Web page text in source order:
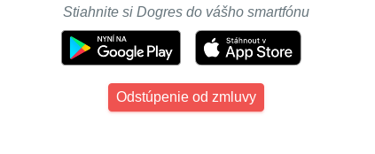
Stiahnite si Dogres do vášho smartfónu
Odstúpenie od zmluvy